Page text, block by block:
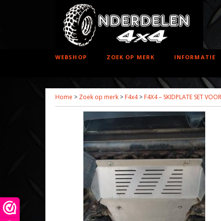
WEBSHOP ZOEK OP MERK INFORMATIE
Home > Zoek op merk > F4x4> F4X4 – SKIDPLATE SET